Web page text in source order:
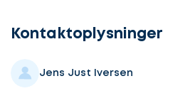
Kontaktoplysninger
Jens Just Iversen